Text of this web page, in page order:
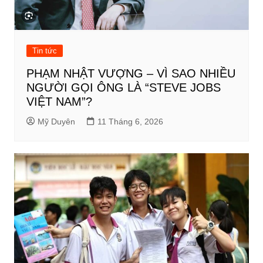
Tin tức
PHẠM NHẬT VƯỢNG – VÌ SAO NHIỀU
NGƯỜI GỌI ÔNG LÀ “STEVE JOBS
VIỆT NAM”?
Mỹ Duyên 11 Tháng 6, 2026